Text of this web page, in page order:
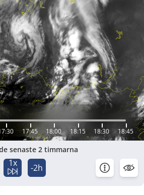
17:45 18:00 18:15 18:30 18:45
senaste 2 timmarna
1x -2h